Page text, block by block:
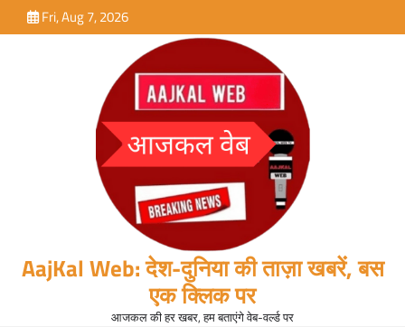
to
Fri, Aug 7, 2026
AajKal Web: देश-दुनिया की ताज़ा खबरें, बस
एक क्लिक पर
आजकल की हर खबर, हम बताएंगे वेब-वर्ल्ड पर